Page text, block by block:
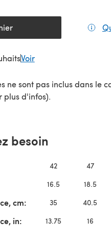
Voir
ne sont pas inclus dans le
dans un nouvel onglet)
plus d'infos).
besoin
42 47
16.5 18.5
cm: 35 40.5
in: 13.75 16